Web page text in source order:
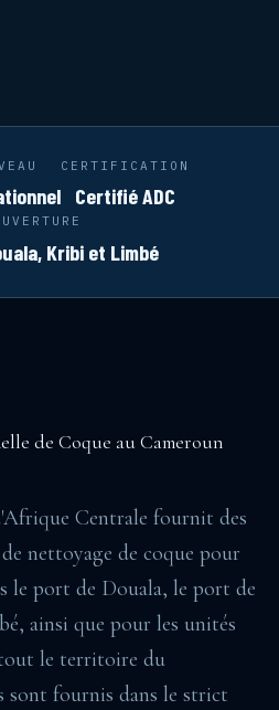
CERTIFICATION
Certifié ADC
Kribi et Limbé
de Coque au Cameroun
Centrale fournit des
nettoyage de coque pour
le port de Douala, le port de
ainsi que pour les unités
le territoire du
sont fournis dans le strict